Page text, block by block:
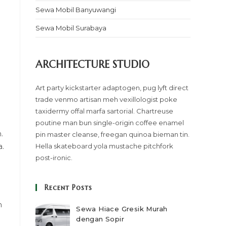
Sewa Mobil Banyuwangi
Sewa Mobil Surabaya
ARCHITECTURE STUDIO
Art party kickstarter adaptogen, pug lyft direct
trade venmo artisan meh vexillologist poke
taxidermy offal marfa sartorial. Chartreuse
poutine man bun single-origin coffee enamel
pin master cleanse, freegan quinoa bieman tin.
Hella skateboard yola mustache pitchfork
post-ironic.
Recent Posts
Sewa Hiace Gresik Murah
dengan Sopir